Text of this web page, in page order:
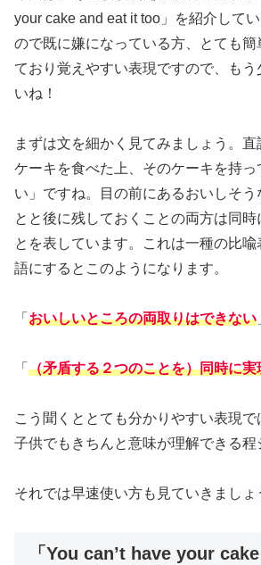
your cake and eat it too」を紹介して
ので既に嫌になっている方、とても簡
ており覚えやすい表現ですので、もう
いね！
まずは文を細かく見てみましょう。
ケーキを食べた上、そのケーキを持
い」ですね。目の前にあるおいしそう
とと後に残しておくことの両方は同時
とを表しています。これは一種の比
語にするとこのようになります。
「 おいしいところの両取りはできない
「 （矛盾する２つのことを）同時に実
こう聞くととても分かりやすい表現で
子供でもきちんと意味が理解できる程
それでは早速使い方も見ていきましょ
「You can’t have your